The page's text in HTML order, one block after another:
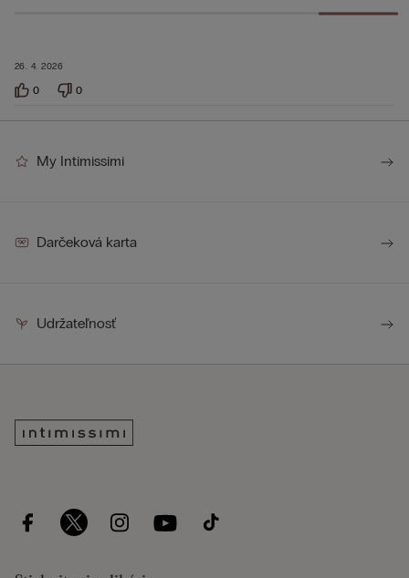
26. 4. 2026
0 0
My Intimissimi
Darčeková karta
Udržateľnosť